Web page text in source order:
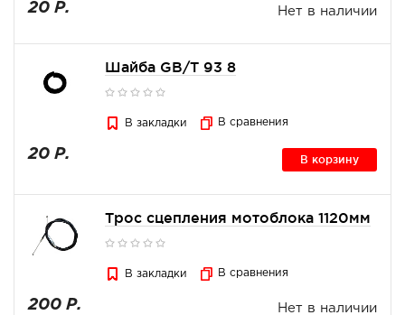
20 Р. Нет в наличии
Шайба GB/T 93 8
В закладки В сравнения
20 Р. В корзину
Трос сцепления мотоблока 1120мм
В закладки В сравнения
200 Р. Нет в наличии